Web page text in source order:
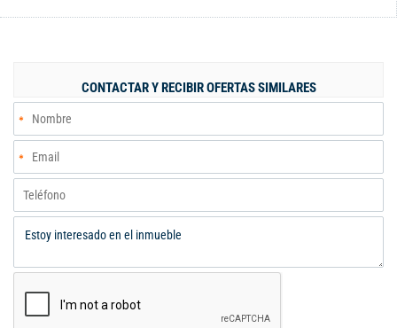
de los apartamentos: 2 alcobas, la habitación principal con baño
cuarto para la empleada con baño. Tercer piso: Terraza cubierta
de 121 m2 con excelente visual al exterior. Sector: Tranquilo,
fresco , central y con excelente valorización.
CONTACTAR Y RECIBIR OFERTAS SIMILARES